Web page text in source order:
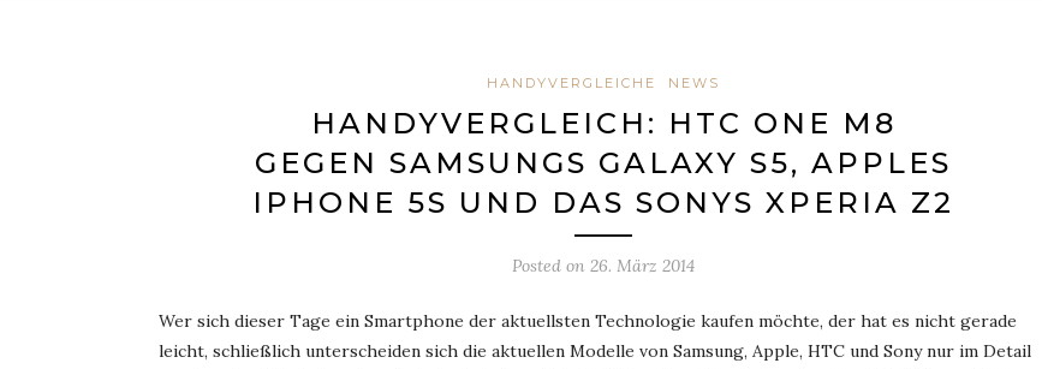
HANDYVERGLEICHE NEWS
HANDYVERGLEICH: HTC ONE M8
GEGEN SAMSUNGS GALAXY S5, APPLES
IPHONE 5S UND DAS SONYS XPERIA Z2
Posted on 26. März 2014
Wer sich dieser Tage ein Smartphone der aktuellsten Technologie kaufen möchte, der hat es nicht gerade
leicht, schließlich unterscheiden sich die aktuellen Modelle von Samsung, Apple, HTC und Sony nur im Detail